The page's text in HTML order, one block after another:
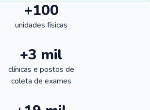
+100
unidades físicas
+3 mil
clínicas e postos de
coleta de exames